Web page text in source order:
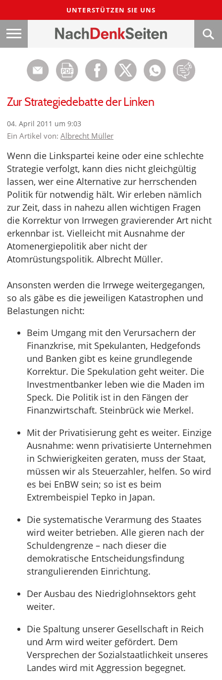
UNTERSTÜTZEN SIE UNS
Zur Strategiedebatte der Linken
04. April 2011 um 9:03
Ein Artikel von: Albrecht Müller
Wenn die Linkspartei keine oder eine schlechte
Strategie verfolgt, kann dies nicht gleichgültig
lassen, wer eine Alternative zur herrschenden
Politik für notwendig hält. Wir erleben nämlich
zur Zeit, dass in nahezu allen wichtigen Fragen
die Korrektur von Irrwegen gravierender Art nicht
erkennbar ist. Vielleicht mit Ausnahme der
Atomenergiepolitik aber nicht der
Atomrüstungspolitik. Albrecht Müller.
Ansonsten werden die Irrwege weitergegangen,
so als gäbe es die jeweiligen Katastrophen und
Belastungen nicht:
Beim Umgang mit den Verursachern der
Finanzkrise, mit Spekulanten, Hedgefonds
und Banken gibt es keine grundlegende
Korrektur. Die Spekulation geht weiter. Die
Investmentbanker leben wie die Maden im
Speck. Die Politik ist in den Fängen der
Finanzwirtschaft. Steinbrück wie Merkel.
Mit der Privatisierung geht es weiter. Einzige
Ausnahme: wenn privatisierte Unternehmen
in Schwierigkeiten geraten, muss der Staat,
müssen wir als Steuerzahler, helfen. So wird
es bei EnBW sein; so ist es beim
Extrembeispiel Tepko in Japan.
Die systematische Verarmung des Staates
wird weiter betrieben. Alle gieren nach der
Schuldengrenze – nach dieser die
demokratische Entscheidungsfindung
strangulierenden Einrichtung.
Der Ausbau des Niedriglohnsektors geht
weiter.
Die Spaltung unserer Gesellschaft in Reich
und Arm wird weiter gefördert. Dem
Versprechen der Sozialstaatlichkeit unseres
Landes wird mit Aggression begegnet.